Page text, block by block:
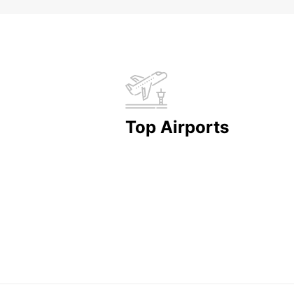
Top Airports